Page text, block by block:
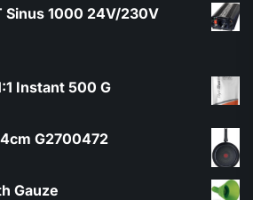
Sinus 1000 24V/230V
Instant 500 G
G2700472
Gauze